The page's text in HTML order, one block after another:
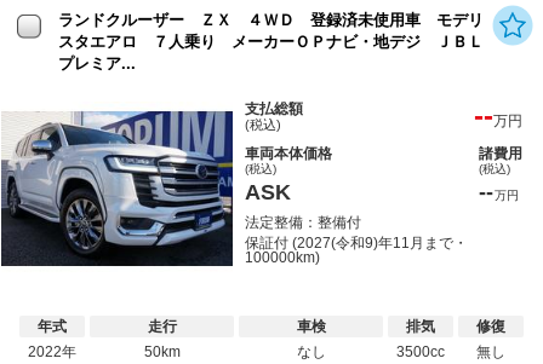
ランドクルーザー ＺＸ ４ＷＤ 登録済未使用車 モデリ
スタエアロ ７人乗り メーカーＯＰナビ・地デジ ＪＢＬ
プレミア...
支払総額
(税込) --万円
車両本体価格
(税込)
ASK
諸費用
(税込)
--万円
法定整備：整備付
保証付 (2027(令和9)年11月まで・
100000km)
年式
2022年
走行
50km
車検
なし
排気
3500cc
修復
無し